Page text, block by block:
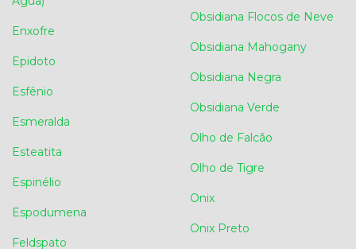
Enxofre
Epidoto
Esfênio
Esmeralda
Esteatita
Espinélio
Espodumena
Feldspato
Obsidiana Flocos de Neve
Obsidiana Mahogany
Obsidiana Negra
Obsidiana Verde
Olho de Falcão
Olho de Tigre
Onix
Onix Preto